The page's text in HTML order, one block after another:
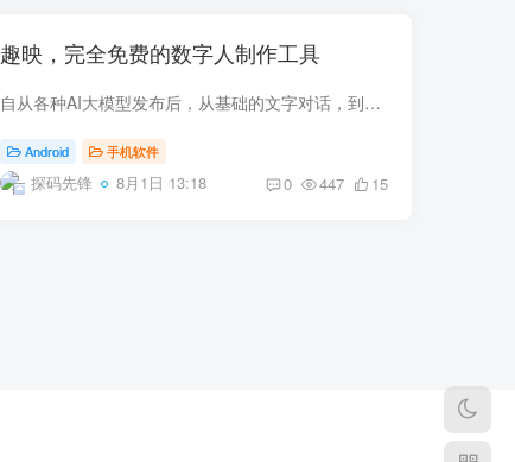
趣映，完全免费的数字人制作工具
自从各种AI大模型发布后，从基础的文字对话，到后面随之衍生出来的生成图片、视频的工具也是非常多，但这类AI工具大都需要付费，今天老K就给大家分享一款完全免费，且没有限制的有一款数字人制...
Android 手机软件
探码先锋 8月1日 13:18 0 447 15